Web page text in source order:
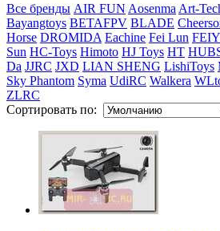
Все бренды AIR FUN Aosenma Art-
Bayangtoys BETAFPV BLADE
Horse DROMIDA Eachine Fei Lun
Sun HC-Toys Himoto HJ Toys HT
Da JJRC JXD LIAN SHENG LishiToys
Sky Phantom Syma UdiRC Walkera
ZLRC
Сортировать по: